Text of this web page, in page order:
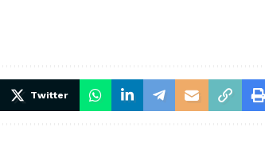
Twitter